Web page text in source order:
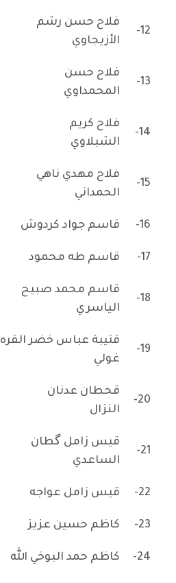
12-
فلاح حسن رشم
الأزيجاوي
13-
فلاح حسن
المحمداوي
14-
فلاح كريم
الشبلاوي
15-
فلاح مهدي ناهي
الحمداني
16- قاسم جواد كردوش
17- قاسم طه محمود
18-
قاسم محمد صبيح
الياسري
19-
قتيبة عباس خضر القره
غولي
20-
قحطان عدنان
النزال
21-
قيس زامل گطان
الساعدي
22- قيس زامل عواجه
23- كاظم حسين عزيز
24- كاظم حمد البوخي الله